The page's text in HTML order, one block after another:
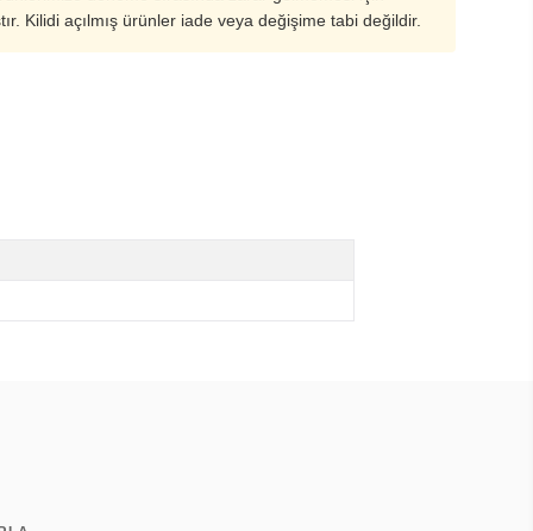
Kilidi açılmış ürünler iade veya değişime tabi değildir.